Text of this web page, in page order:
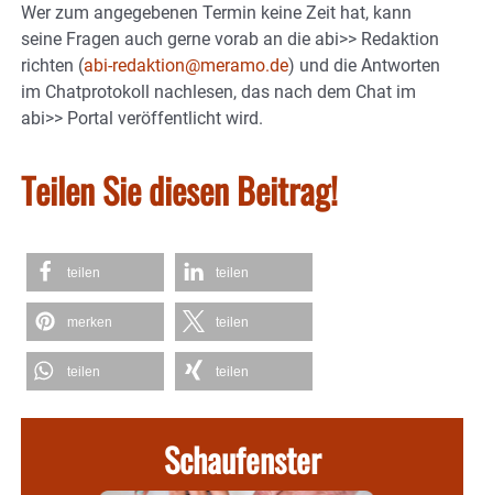
Wer zum angegebenen Termin keine Zeit hat, kann
seine Fragen auch gerne vorab an die abi>> Redaktion
richten (abi-redaktion@meramo.de) und die Antworten
im Chatprotokoll nachlesen, das nach dem Chat im
abi>> Portal veröffentlicht wird.
Teilen Sie diesen Beitrag!
teilen teilen
merken teilen
teilen teilen
Schaufenster